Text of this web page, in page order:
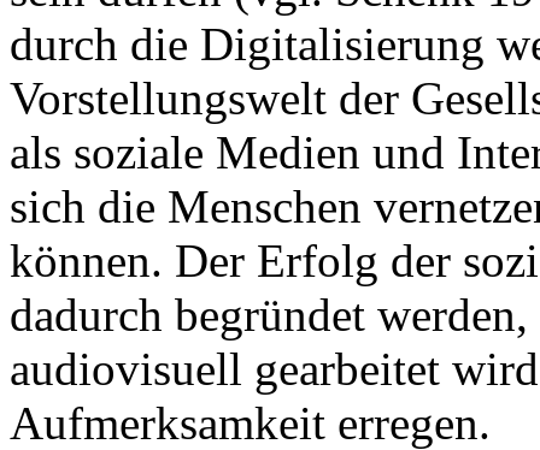
durch die Digitalisierung
Vorstellungswelt der
als soziale Medien und
sich die Menschen
können. Der Erfolg der
dadurch begründet
audiovisuell gearbeitet
Aufmerksamkeit erregen.